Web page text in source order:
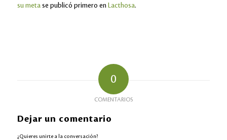
su meta se publicó primero en Lacthosa.
0
COMENTARIOS
Dejar un comentario
¿Quieres unirte a la conversación?